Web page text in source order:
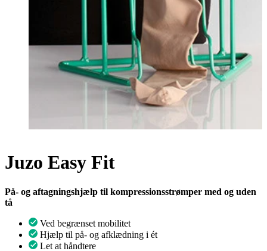
Juzo Easy Fit
På- og aftagningshjælp til kompressionsstrømper med og uden
tå
Ved begrænset mobilitet
Hjælp til på- og afklædning i ét
Let at håndtere